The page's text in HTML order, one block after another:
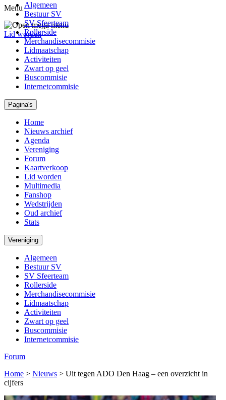
Menu
Lid worden
Algemeen
Bestuur SV
SV Sfeerteam
Rollerside
Merchandisecommisie
Lidmaatschap
Activiteiten
Zwart op geel
Buscommisie
Internetcommisie
Pagina's
Home
Nieuws archief
Agenda
Vereniging
Forum
Kaartverkoop
Lid worden
Multimedia
Fanshop
Wedstrijden
Oud archief
Stats
Vereniging
Algemeen
Bestuur SV
SV Sfeerteam
Rollerside
Merchandisecommisie
Lidmaatschap
Activiteiten
Zwart op geel
Buscommisie
Internetcommisie
Forum
Home > Nieuws > Uit tegen ADO Den Haag – een overzicht in
cijfers